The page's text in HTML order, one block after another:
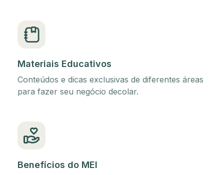
Materiais Educativos
Conteúdos e dicas exclusivas de diferentes áreas
para fazer seu negócio decolar.
Benefícios do MEI